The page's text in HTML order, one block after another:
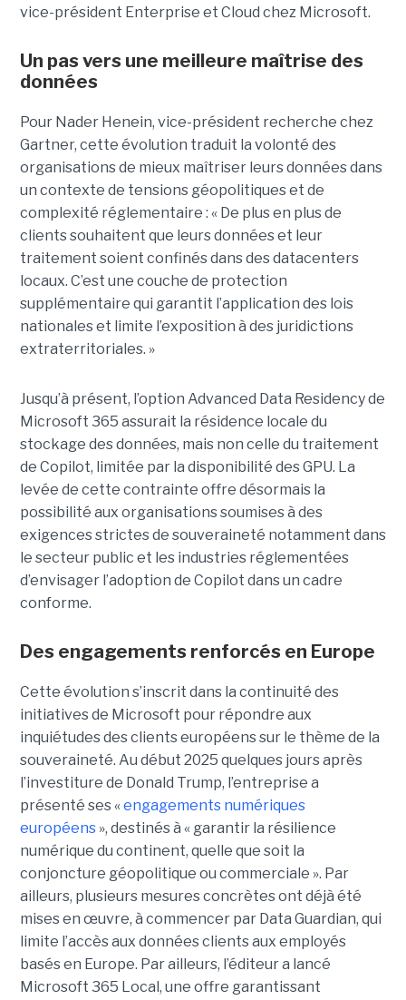
vice-président Enterprise et Cloud chez Microsoft.
Un pas vers une meilleure maîtrise des
données
Pour Nader Henein, vice-président recherche chez
Gartner, cette évolution traduit la volonté des
organisations de mieux maîtriser leurs données dans
un contexte de tensions géopolitiques et de
complexité réglementaire : « De plus en plus de
clients souhaitent que leurs données et leur
traitement soient confinés dans des datacenters
locaux. C’est une couche de protection
supplémentaire qui garantit l’application des lois
nationales et limite l’exposition à des juridictions
extraterritoriales. »
Jusqu’à présent, l’option Advanced Data Residency de
Microsoft 365 assurait la résidence locale du
stockage des données, mais non celle du traitement
de Copilot, limitée par la disponibilité des GPU. La
levée de cette contrainte offre désormais la
possibilité aux organisations soumises à des
exigences strictes de souveraineté notamment dans
le secteur public et les industries réglementées
d’envisager l’adoption de Copilot dans un cadre
conforme.
Des engagements renforcés en Europe
Cette évolution s’inscrit dans la continuité des
initiatives de Microsoft pour répondre aux
inquiétudes des clients européens sur le thème de la
souveraineté. Au début 2025 quelques jours après
l’investiture de Donald Trump, l’entreprise a
présenté ses «engagements numériques
européens», destinés à « garantir la résilience
numérique du continent, quelle que soit la
conjoncture géopolitique ou commerciale ». Par
ailleurs, plusieurs mesures concrètes ont déjà été
mises en œuvre, à commencer par Data Guardian, qui
limite l’accès aux données clients aux employés
basés en Europe. Par ailleurs, l’éditeur a lancé
Microsoft 365 Local, une offre garantissant